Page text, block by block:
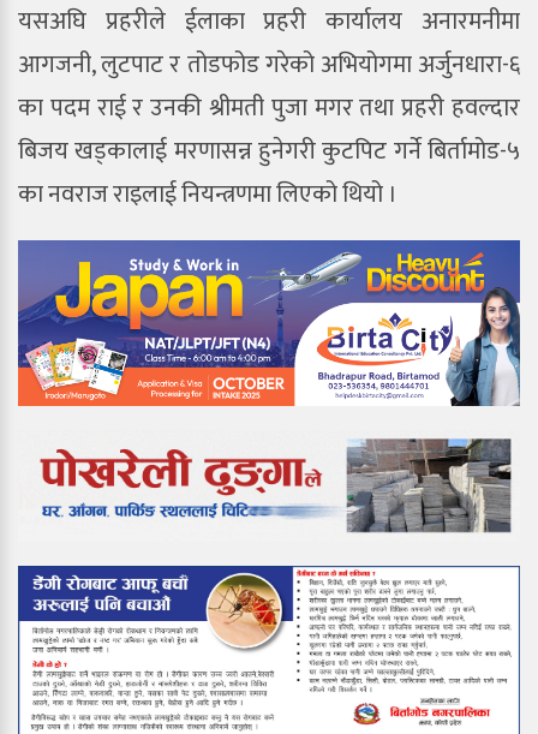
यसअघि प्रहरीले ईलाका प्रहरी कार्यालय अनारमनीमा
आगजनी, लुटपाट र तोडफोड गरेको अभियोगमा अर्जुनधारा-६
का पदम राई र उनकी श्रीमती पुजा मगर तथा प्रहरी हवल्दार
बिजय खड्कालाई मरणासन्न हुनेगरी कुटपिट गर्ने बिर्तामोड-५
का नवराज राइलाई नियन्त्रणमा लिएको थियो ।